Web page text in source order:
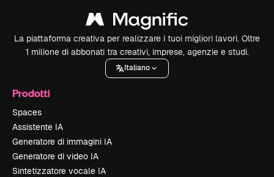
La piattaforma creativa per realizzare i tuoi migliori lavori. Oltre
1 milione di abbonati tra creativi, imprese, agenzie e studi.
Italiano
Prodotti
Spaces
Assistente IA
Generatore di immagini IA
Generatore di video IA
Sintetizzatore vocale IA